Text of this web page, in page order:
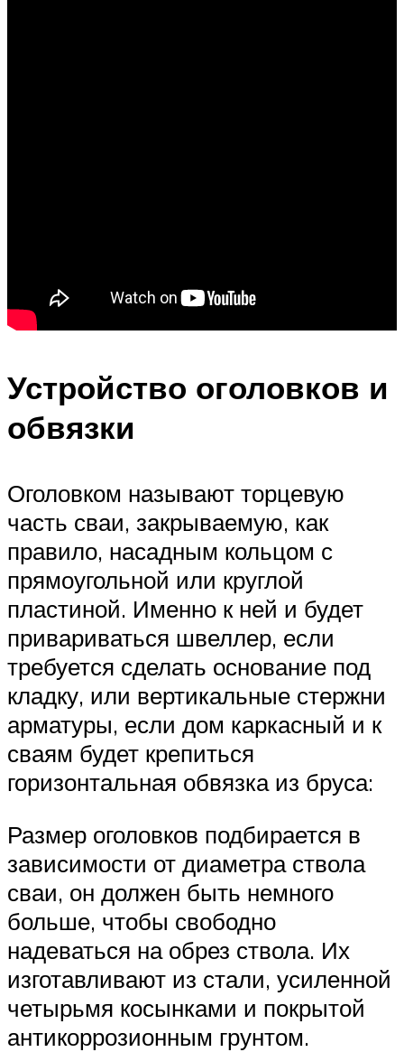
Устройство оголовков и
обвязки
Оголовком называют торцевую
часть сваи, закрываемую, как
правило, насадным кольцом с
прямоугольной или круглой
пластиной. Именно к ней и будет
привариваться швеллер, если
требуется сделать основание под
кладку, или вертикальные стержни
арматуры, если дом каркасный и к
сваям будет крепиться
горизонтальная обвязка из бруса:
Размер оголовков подбирается в
зависимости от диаметра ствола
сваи, он должен быть немного
больше, чтобы свободно
надеваться на обрез ствола. Их
изготавливают из стали, усиленной
четырьмя косынками и покрытой
антикоррозионным грунтом.